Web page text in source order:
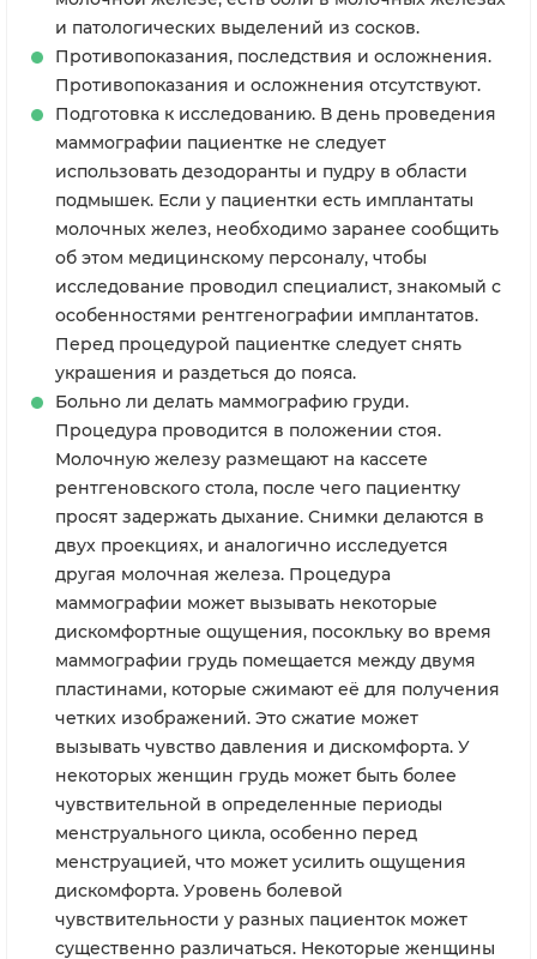
и патологических выделений из сосков.
Противопоказания, последствия и осложнения.
Противопоказания и осложнения отсутствуют.
Подготовка к исследованию. В день проведения
маммографии пациентке не следует
использовать дезодоранты и пудру в области
подмышек. Если у пациентки есть имплантаты
молочных желез, необходимо заранее сообщить
об этом медицинскому персоналу, чтобы
исследование проводил специалист, знакомый с
особенностями рентгенографии имплантатов.
Перед процедурой пациентке следует снять
украшения и раздеться до пояса.
Больно ли делать маммографию груди.
Процедура проводится в положении стоя.
Молочную железу размещают на кассете
рентгеновского стола, после чего пациентку
просят задержать дыхание. Снимки делаются в
двух проекциях, и аналогично исследуется
другая молочная железа. Процедура
маммографии может вызывать некоторые
дискомфортные ощущения, посокльку во время
маммографии грудь помещается между двумя
пластинами, которые сжимают её для получения
четких изображений. Это сжатие может
вызывать чувство давления и дискомфорта. У
некоторых женщин грудь может быть более
чувствительной в определенные периоды
менструального цикла, особенно перед
менструацией, что может усилить ощущения
дискомфорта. Уровень болевой
чувствительности у разных пациенток может
существенно различаться. Некоторые женщины